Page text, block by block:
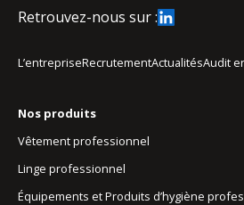
Retrouvez-nous sur :
L’entrepriseRecrutementActualitésAudit
Nos produits
Vêtement professionnel
Linge professionnel
Équipements et Produits d’hygiène